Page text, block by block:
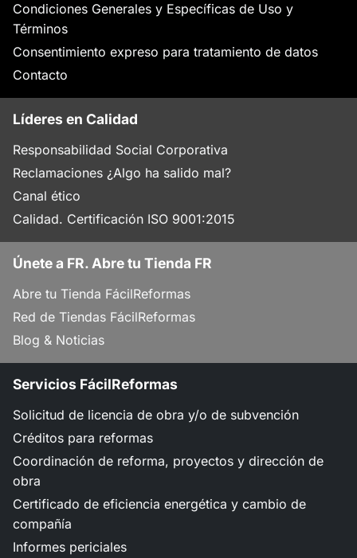
Condiciones Generales y Específicas de Uso y
Términos
Consentimiento expreso para tratamiento de datos
Contacto
Líderes en Calidad
Responsabilidad Social Corporativa
Reclamaciones ¿Algo ha salido mal?
Canal ético
Calidad. Certificación ISO 9001:2015
Únete a FR. Abre tu Tienda FR
Abre tu Tienda FácilReformas
Red de Tiendas FácilReformas
Blog & Noticias
Servicios FácilReformas
Solicitud de licencia de obra y/o de subvención
Créditos para reformas
Coordinación de reforma, proyectos y dirección de
obra
Certificado de eficiencia energética y cambio de
compañía
Informes periciales